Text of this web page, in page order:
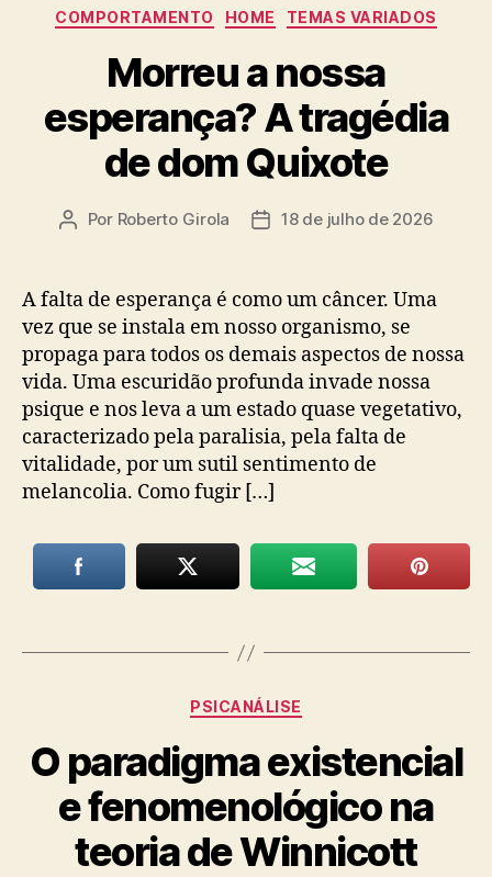
Categorias
COMPORTAMENTO HOME TEMAS VARIADOS
Morreu a nossa
esperança? A tragédia
de dom Quixote
Autor
Por Roberto Girola
Data18 de julho de 2026
A falta de esperança é como um câncer. Uma
vez que se instala em nosso organismo, se
propaga para todos os demais aspectos de nossa
vida. Uma escuridão profunda invade nossa
psique e nos leva a um estado quase vegetativo,
caracterizado pela paralisia, pela falta de
vitalidade, por um sutil sentimento de
melancolia. Como fugir […]
Categorias
PSICANÁLISE
O paradigma existencial
e fenomenológico na
teoria de Winnicott